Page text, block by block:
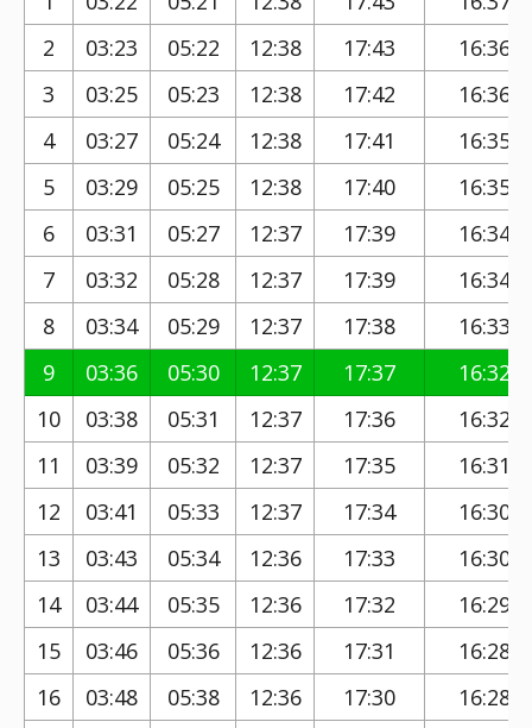
2
03:23 05:22 12:38 17:43
16:36
3
03:25 05:23 12:38 17:42
16:36
4
03:27 05:24 12:38 17:41
16:35
5
03:29 05:25 12:38 17:40
16:35
6
03:31 05:27 12:37 17:39
16:34
7
03:32 05:28 12:37 17:39
16:34
8
03:34 05:29 12:37 17:38
16:33
9
03:36 05:30 12:37 17:37
16:32
10
03:38 05:31 12:37 17:36
16:32
11
03:39 05:32 12:37 17:35
16:31
12
03:41 05:33 12:37 17:34
16:30
13
03:43 05:34 12:36 17:33
16:30
14
03:44 05:35 12:36 17:32
16:29
15
03:46 05:36 12:36 17:31
16:28
16
03:48 05:38 12:36 17:30
16:28